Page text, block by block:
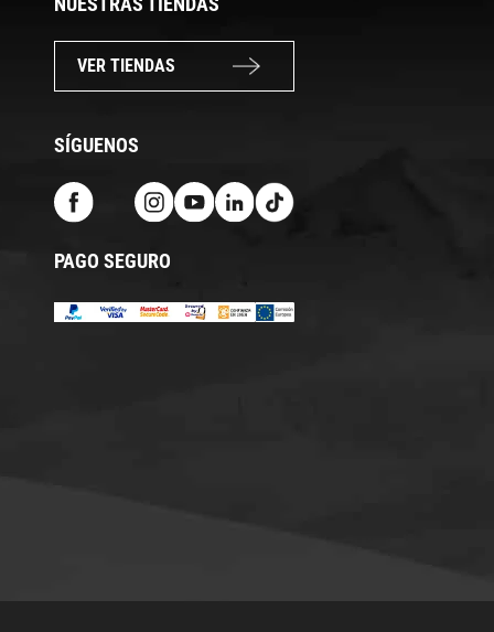
VER TIENDAS
SÍGUENOS
PAGO SEGURO